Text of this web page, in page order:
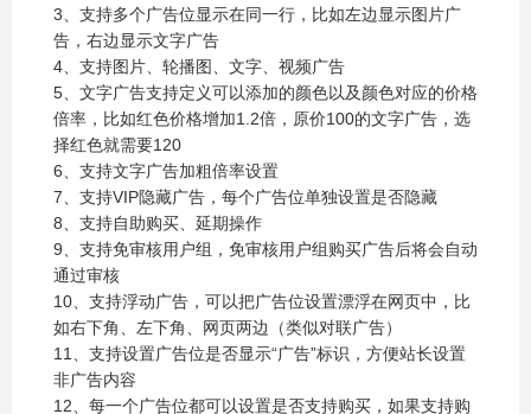
3、支持多个广告位显示在同一行，比如左边显示图片广
告，右边显示文字广告
4、支持图片、轮播图、文字、视频广告
5、文字广告支持定义可以添加的颜色以及颜色对应的价格
倍率，比如红色价格增加1.2倍，原价100的文字广告，选
择红色就需要120
6、支持文字广告加粗倍率设置
7、支持VIP隐藏广告，每个广告位单独设置是否隐藏
8、支持自助购买、延期操作
9、支持免审核用户组，免审核用户组购买广告后将会自动
通过审核
10、支持浮动广告，可以把广告位设置漂浮在网页中，比
如右下角、左下角、网页两边（类似对联广告）
11、支持设置广告位是否显示“广告”标识，方便站长设置
非广告内容
12、每一个广告位都可以设置是否支持购买，如果支持购